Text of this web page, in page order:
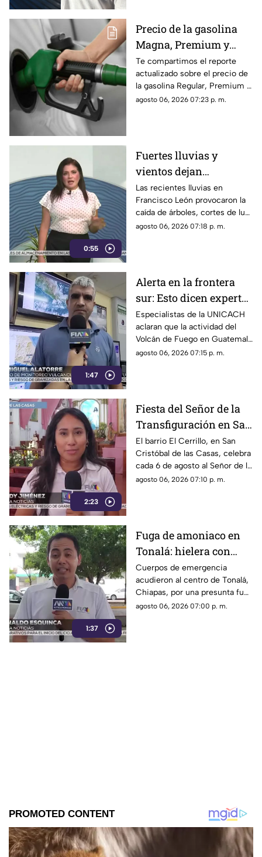
Precio de la gasolina
Magna, Premium y
Diésel en Chiapas:
costo por municipio
este viernes 7 de agosto
Te compartimos el reporte
actualizado sobre el precio de
la gasolina Regular, Premium y
Diésel en las estaciones de
agosto 06, 2026 07:23 p. m.
0:55
Fuertes lluvias y
vientos dejan
viviendas dañadas en
Francisco León,
Chiapas
Las recientes lluvias en
Francisco León provocaron la
caída de árboles, cortes de luz
y daños en casas de la
agosto 06, 2026 07:18 p. m.
1:47
Alerta en la frontera
sur: Esto dicen expertos
sobre el Volcán de
Fuego y la ceniza en
Chiapas
Especialistas de la UNICACH
aclaran que la actividad del
Volcán de Fuego en Guatemala
no representa peligro para
agosto 06, 2026 07:15 p. m.
2:23
Fiesta del Señor de la
Transfiguración en San
Cristóbal de las Casas:
Tradición y fe en El
Cerrillo
El barrio El Cerrillo, en San
Cristóbal de las Casas, celebra
cada 6 de agosto al Señor de la
Transfiguración con misas,
agosto 06, 2026 07:10 p. m.
1:37
Fuga de amoniaco en
Tonalá: hielera con
material peligroso
genera movilización de
emergencia
Cuerpos de emergencia
acudieron al centro de Tonalá,
Chiapas, por una presunta fuga
de amoniaco en una hielería.
agosto 06, 2026 07:00 p. m.